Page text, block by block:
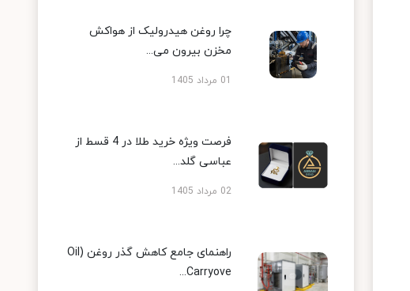
چرا روغن هیدرولیک از هواکش
مخزن بیرون می...
01 مرداد 1405
فرصت ویژه خرید طلا در 4 قسط از
عباسی گلد...
02 مرداد 1405
راهنمای جامع کاهش گذر روغن (Oil
Carryove...